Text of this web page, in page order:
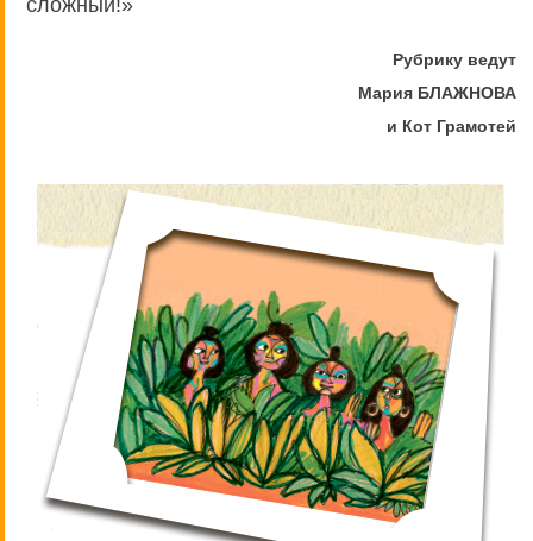
Рубрику ведут
Мария БЛАЖНОВА
и Кот Грамотей